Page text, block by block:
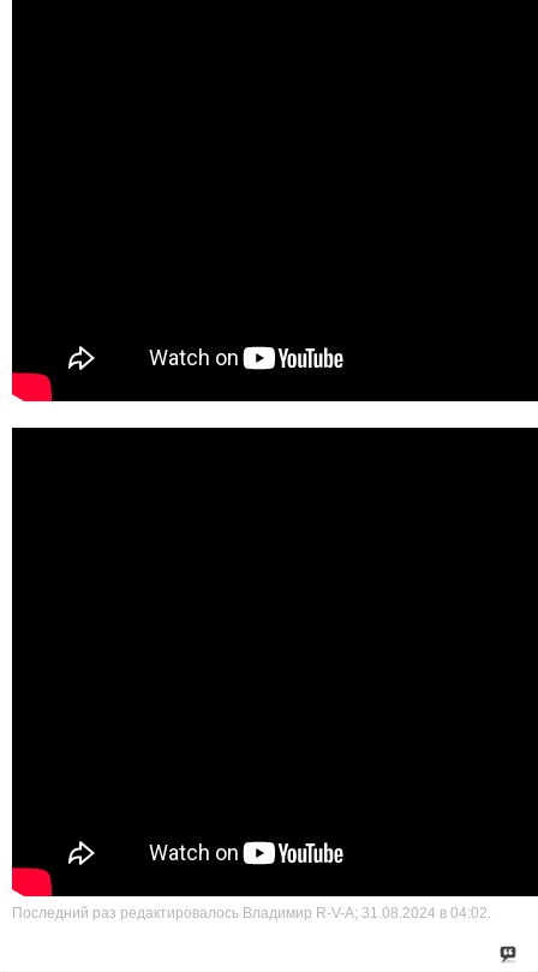
Последний раз редактировалось Владимир R-V-A; 31.08.2024 в 04:02